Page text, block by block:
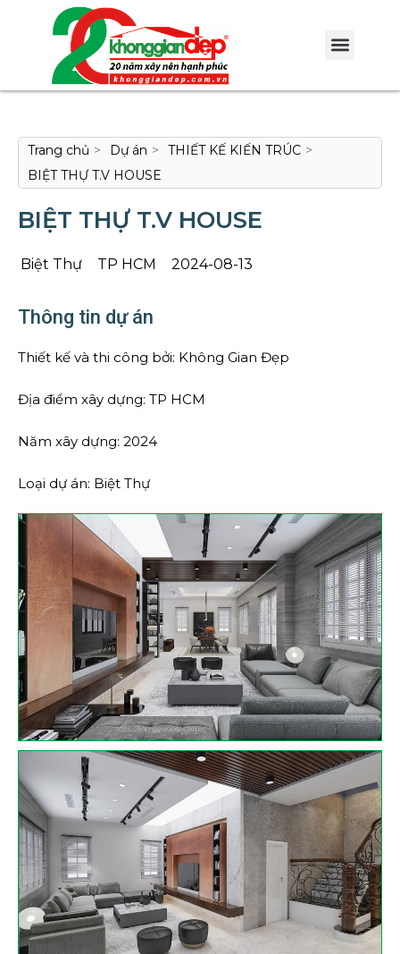
Trang chủ > Dự án > THIẾT KẾ KIẾN TRÚC >
BIỆT THỰ T.V HOUSE
BIỆT THỰ T.V HOUSE
Biệt Thự TP HCM 2024-08-13
Thông tin dự án
Thiết kế và thi công bởi: Không Gian Đẹp
Địa điểm xây dựng: TP HCM
Năm xây dựng: 2024
Loại dự án: Biệt Thự